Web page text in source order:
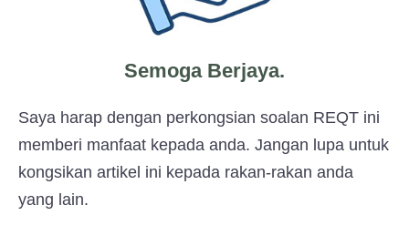
Semoga Berjaya.
Saya harap dengan perkongsian soalan REQT ini
memberi manfaat kepada anda. Jangan lupa untuk
kongsikan artikel ini kepada rakan-rakan anda
yang lain.